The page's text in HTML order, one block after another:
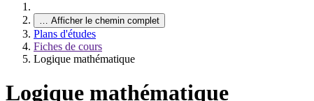
… Afficher le chemin complet
Plans d'études
Fiches de cours
Logique mathématique
Logique mathématique